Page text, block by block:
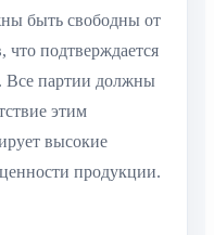
быть свободны от
что подтверждается
Все партии должны
этим
высокие
продукции.